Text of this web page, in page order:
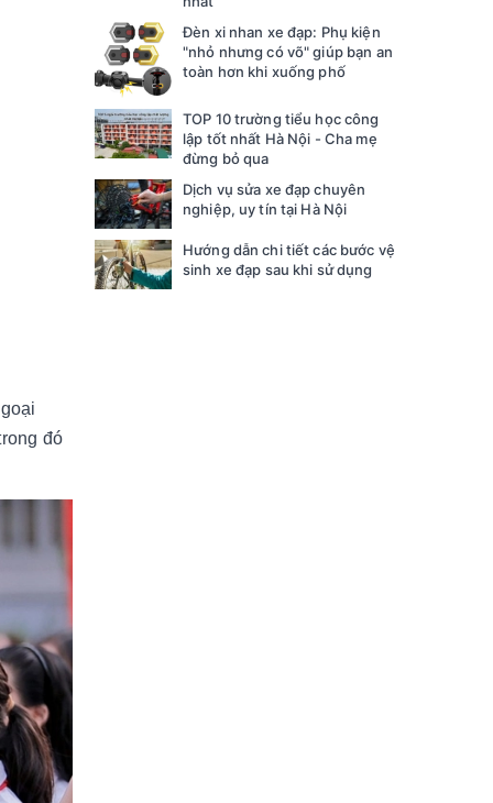
đó
Đèn xi nhan xe đạp: Phụ kiện
"nhỏ nhưng có võ" giúp bạn an
toàn hơn khi xuống phố
TOP 10 trường tiểu học công
lập tốt nhất Hà Nội - Cha mẹ
đừng bỏ qua
Dịch vụ sửa xe đạp chuyên
nghiệp, uy tín tại Hà Nội
Hướng dẫn chi tiết các bước vệ
sinh xe đạp sau khi sử dụng